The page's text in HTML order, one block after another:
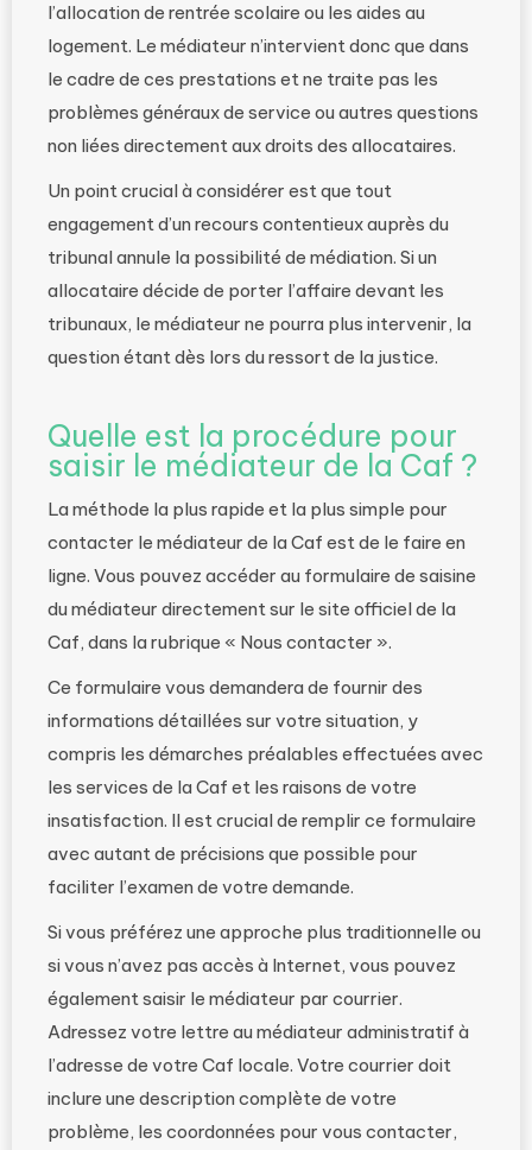
l’allocation de rentrée scolaire ou les aides au
logement. Le médiateur n’intervient donc que dans
le cadre de ces prestations et ne traite pas les
problèmes généraux de service ou autres questions
non liées directement aux droits des allocataires.
Un point crucial à considérer est que tout
engagement d’un recours contentieux auprès du
tribunal annule la possibilité de médiation. Si un
allocataire décide de porter l’affaire devant les
tribunaux, le médiateur ne pourra plus intervenir, la
question étant dès lors du ressort de la justice.
Quelle est la procédure pour
saisir le médiateur de la Caf ?
La méthode la plus rapide et la plus simple pour
contacter le médiateur de la Caf est de le faire en
ligne. Vous pouvez accéder au formulaire de saisine
du médiateur directement sur le site officiel de la
Caf, dans la rubrique « Nous contacter ».
Ce formulaire vous demandera de fournir des
informations détaillées sur votre situation, y
compris les démarches préalables effectuées avec
les services de la Caf et les raisons de votre
insatisfaction. Il est crucial de remplir ce formulaire
avec autant de précisions que possible pour
faciliter l’examen de votre demande.
Si vous préférez une approche plus traditionnelle ou
si vous n’avez pas accès à Internet, vous pouvez
également saisir le médiateur par courrier.
Adressez votre lettre au médiateur administratif à
l’adresse de votre Caf locale. Votre courrier doit
inclure une description complète de votre
problème, les coordonnées pour vous contacter,